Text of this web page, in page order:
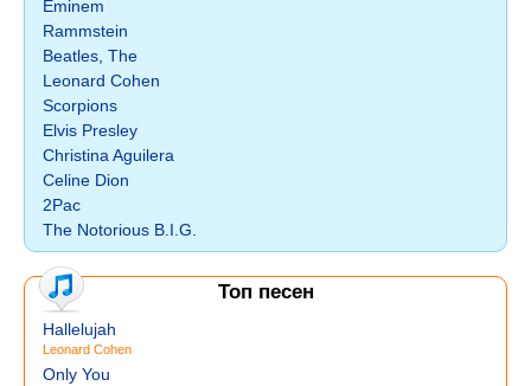
Eminem
Rammstein
Beatles, The
Leonard Cohen
Scorpions
Elvis Presley
Christina Aguilera
Celine Dion
2Pac
The Notorious B.I.G.
Топ песен
Hallelujah
Leonard Cohen
Only You